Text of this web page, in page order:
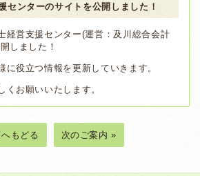
センターのサイトを公開しました！
経営支援センター(運営：及川総合会計
しました！
に役立つ情報を更新していきます。
くお願いいたします。
もどる 次のご案内 »